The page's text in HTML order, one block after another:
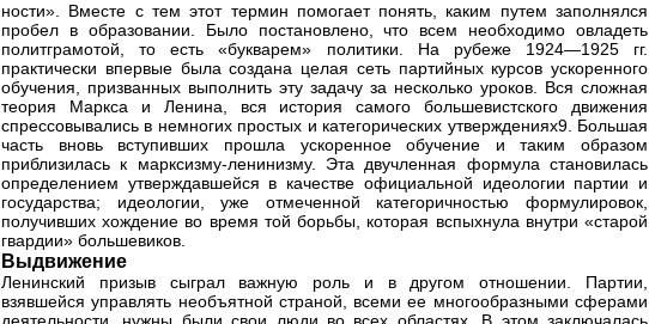
ности». Вместе с тем этот термин помогает понять, каким путем заполнялся
пробел в образовании. Было постановлено, что всем необходимо овладеть
политграмотой, то есть «букварем» политики. На рубеже 1924—1925 гг.
практически впервые была создана целая сеть партийных курсов ускоренного
обучения, призванных выполнить эту задачу за несколько уроков. Вся сложная
теория Маркса и Ленина, вся история самого большевистского движения
спрессовывались в немногих простых и категорических утверждениях9. Большая
часть вновь вступивших прошла ускоренное обучение и таким образом
приблизилась к марксизму-ленинизму. Эта двучленная формула становилась
определением утверждавшейся в качестве официальной идеологии партии и
государства; идеологии, уже отмеченной категоричностью формулировок,
получивших хождение во время той борьбы, которая вспыхнула внутри «старой
гвардии» большевиков.
Выдвижение
Ленинский призыв сыграл важную роль и в другом отношении. Партии,
взявшейся управлять необъятной страной, всеми ее многообразными сферами